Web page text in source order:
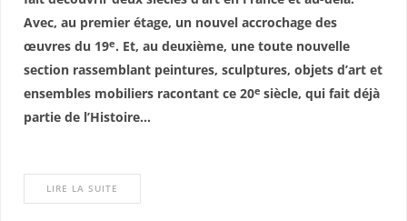
Avec, au premier étage, un nouvel accrochage des
œuvres du 19e. Et, au deuxième, une toute nouvelle
section rassemblant peintures, sculptures, objets d’art et
ensembles mobiliers racontant ce 20e siècle, qui fait déjà
partie de l’Histoire…
LIRE LA SUITE